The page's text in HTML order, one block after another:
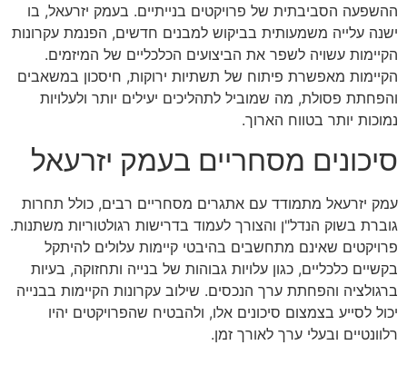
ההשפעה הסביבתית של פרויקטים בנייתיים. בעמק יזרעאל, בו
ישנה עלייה משמעותית בביקוש למבנים חדשים, הפנמת עקרונות
הקיימות עשויה לשפר את הביצועים הכלכליים של המיזמים.
הקיימות מאפשרת פיתוח של תשתיות ירוקות, חיסכון במשאבים
והפחתת פסולת, מה שמוביל לתהליכים יעילים יותר ולעלויות
נמוכות יותר בטווח הארוך.
סיכונים מסחריים בעמק יזרעאל
עמק יזרעאל מתמודד עם אתגרים מסחריים רבים, כולל תחרות
גוברת בשוק הנדל"ן והצורך לעמוד בדרישות רגולטוריות משתנות.
פרויקטים שאינם מתחשבים בהיבטי קיימות עלולים להיתקל
בקשיים כלכליים, כגון עלויות גבוהות של בנייה ותחזוקה, בעיות
ברגולציה והפחתת ערך הנכסים. שילוב עקרונות הקיימות בבנייה
יכול לסייע בצמצום סיכונים אלו, ולהבטיח שהפרויקטים יהיו
רלוונטיים ובעלי ערך לאורך זמן.